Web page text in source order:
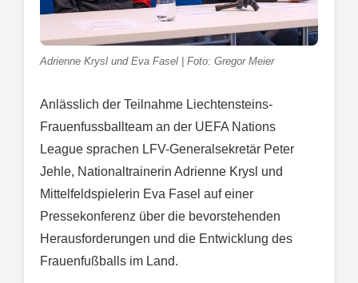
Adrienne Krysl und Eva Fasel | Foto: Gregor Meier
Anlässlich der Teilnahme Liechtensteins-
Frauenfussballteam an der UEFA Nations
League sprachen LFV-Generalsekretär Peter
Jehle, Nationaltrainerin Adrienne Krysl und
Mittelfeldspielerin Eva Fasel auf einer
Pressekonferenz über die bevorstehenden
Herausforderungen und die Entwicklung des
Frauenfußballs im Land.